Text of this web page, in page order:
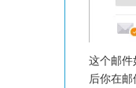
这个邮件
后你在邮